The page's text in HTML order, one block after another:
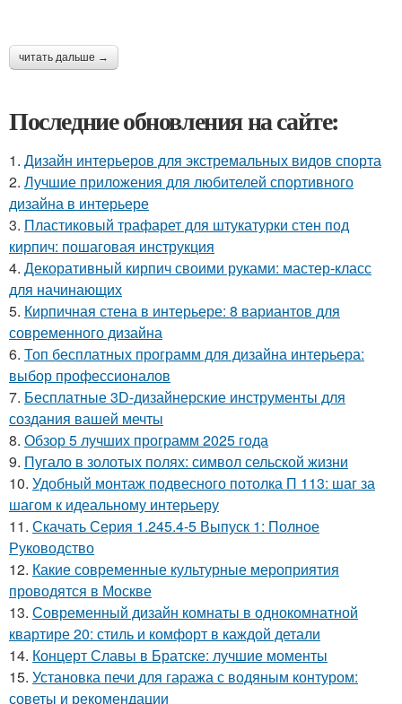
читать дальше →
Последние обновления на сайте:
1. Дизайн интерьеров для экстремальных видов спорта
2. Лучшие приложения для любителей спортивного
дизайна в интерьере
3. Пластиковый трафарет для штукатурки стен под
кирпич: пошаговая инструкция
4. Декоративный кирпич своими руками: мастер-класс
для начинающих
5. Кирпичная стена в интерьере: 8 вариантов для
современного дизайна
6. Топ бесплатных программ для дизайна интерьера:
выбор профессионалов
7. Бесплатные 3D-дизайнерские инструменты для
создания вашей мечты
8. Обзор 5 лучших программ 2025 года
9. Пугало в золотых полях: символ сельской жизни
10. Удобный монтаж подвесного потолка П 113: шаг за
шагом к идеальному интерьеру
11. Скачать Серия 1.245.4-5 Выпуск 1: Полное
Руководство
12. Какие современные культурные мероприятия
проводятся в Москве
13. Современный дизайн комнаты в однокомнатной
квартире 20: стиль и комфорт в каждой детали
14. Концерт Славы в Братске: лучшие моменты
15. Установка печи для гаража с водяным контуром:
советы и рекомендации